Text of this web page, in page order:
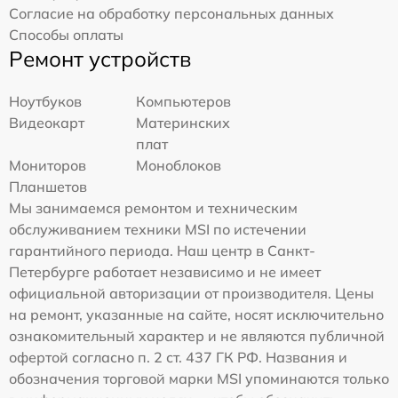
Согласие на обработку персональных данных
Способы оплаты
Ремонт устройств
Ноутбуков
Компьютеров
Видеокарт
Материнских
плат
Мониторов
Моноблоков
Планшетов
Мы занимаемся ремонтом и техническим
обслуживанием техники MSI по истечении
гарантийного периода. Наш центр в Санкт-
Петербурге работает независимо и не имеет
официальной авторизации от производителя. Цены
на ремонт, указанные на сайте, носят исключительно
ознакомительный характер и не являются публичной
офертой согласно п. 2 ст. 437 ГК РФ. Названия и
обозначения торговой марки MSI упоминаются только